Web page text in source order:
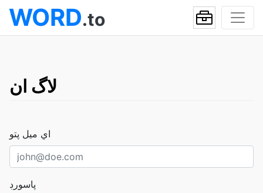
WORD.to
لاگ ان
اي ميل پتو
پاسورڊ